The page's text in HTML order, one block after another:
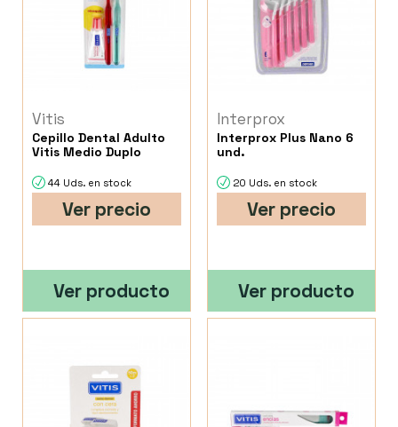
Vitis
Cepillo Dental Adulto
Vitis Medio Duplo
44 Uds. en stock
Ver precio
Ver producto
Interprox
Interprox Plus Nano 6
und.
20 Uds. en stock
Ver precio
Ver producto